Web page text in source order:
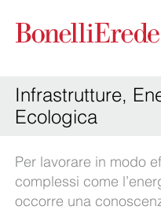
Infrastrutture,
Ecologica
Per lavorare in modo
complessi come
occorre una